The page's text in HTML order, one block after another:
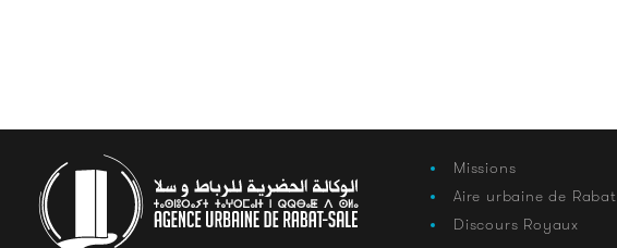
Missions
Aire urbaine de Rabat
Discours Royaux